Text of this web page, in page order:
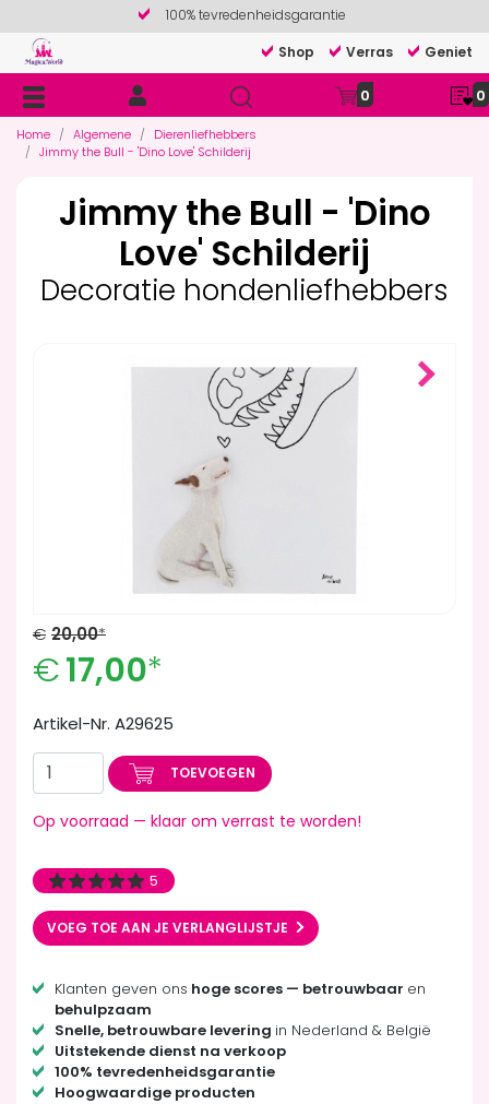
100% tevredenheidsgarantie
Shop
Verras Geniet
0 0
Home Algemene
Dierenliefhebbers
Jimmy the Bull - 'Dino Love' Schilderij
Jimmy the Bull - 'Dino
Love' Schilderij
Decoratie hondenliefhebbers
€ 20,00*
€17,00*
Artikel-Nr. A29625
TOEVOEGEN
Op voorraad — klaar om verrast te worden!
5
VOEG TOE AAN JE VERLANGLIJSTJE
Klanten geven ons hoge scores — betrouwbaar en
behulpzaam
Snelle, betrouwbare levering in Nederland & België
Uitstekende dienst na verkoop
100% tevredenheidsgarantie
Hoogwaardige producten